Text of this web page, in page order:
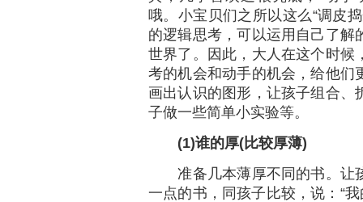
哦。小宝贝们之所以这么“调皮
的逻辑思考，可以运用自己了解
世界了。因此，大人在这个时候
考的机会和动手的机会，给他们
画出认识的图形，让孩子组合、
子做一些简单小实验等。
(1)谁的厚(比较厚薄)
准备几本薄厚不同的书。让
一点的书，同孩子比较，说：“